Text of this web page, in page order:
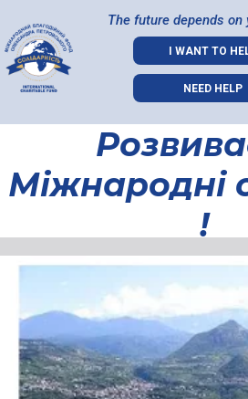
The future depends on
I WANT TO
NEED HELP
Міжнародні
!